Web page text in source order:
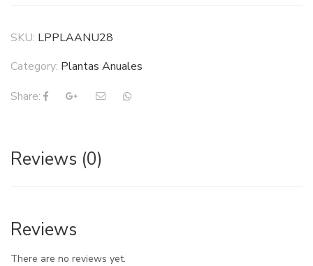
SKU: LPPLAANU28
Category: Plantas Anuales
Share:
Reviews (0)
Reviews
There are no reviews yet.